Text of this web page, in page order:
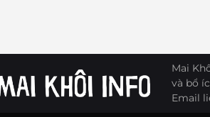
Mai
và bổ
Email